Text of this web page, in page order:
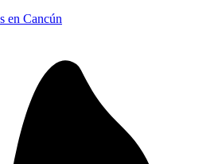
en Cancún